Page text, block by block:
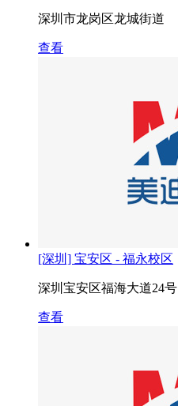
深圳市龙岗区龙城街道
查看
[深圳] 宝安区 - 福永校区
深圳宝安区福海大道24号
查看